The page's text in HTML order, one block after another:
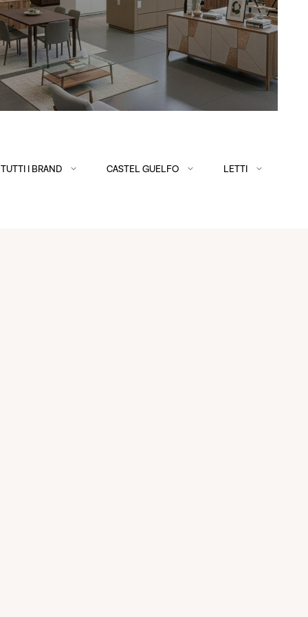
TUTTI I BRAND CASTEL GUELFO LETTI